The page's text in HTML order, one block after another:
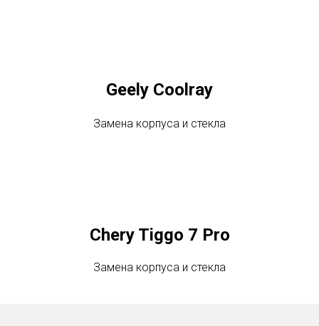
Geely Coolray
Замена корпуса и стекла
Chery Tiggo 7 Pro
Замена корпуса и стекла